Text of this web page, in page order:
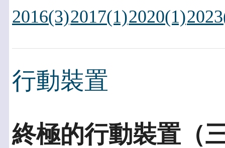
2016(3)2017(1)2020(1)
行動裝置
終極的行動裝置（